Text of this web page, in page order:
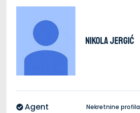
NikolaJergić
Agent Nekretnine profila